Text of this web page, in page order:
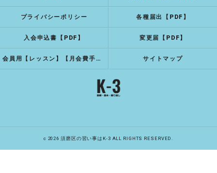
プライバシーポリシー 各種届出【PDF】
入会申込書【PDF】 変更届【PDF】
会員用【レッスン】【月会費手続き】 サイトマップ
c 2026 須磨区の習い事はK-3 ALL RIGHTS RESERVED.